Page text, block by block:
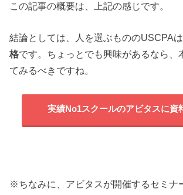
この記事の概要は、上記の感じです。
結論としては、人を選ぶもののUSCPAは
格です。ちょっとでも興味があるなら、
てみるべきですね。
実績No1スクールのアビタスに資
※ちなみに、アビタスが開催するセミナ